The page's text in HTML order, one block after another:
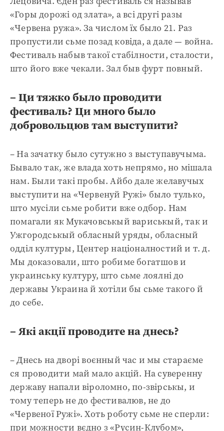
«Горы дорожі од злата», а всі другі разы
«Червена ружа». За числом їх было 21. Раз
пропустили сьме позад ковіда, а дале — война.
Фестиваль набыв такої стабілности, сталости,
што його вже чекали. Зал быв фурт повный.
– Ци тяжко было проводити
фестиваль? Ци много было
добровольцюв там выступити?
– На зачатку было сутужно з выступавучыма.
Бывало так, же влада хоть непрямо, но мішала
нам. Были такі пробы. Айбо дале желавучых
выступити на «Червенуй Ружі» было тулько,
што мусіли сьме робити вже одбор. Нам
помагали як Мукачовськый вариськый, так и
Ужгородськый обласный уряды, обласный
одділ културы, Центер націоналностий и т. д.
Мы доказовали, што робиме богатшов и
украинську културу, што сьме лоялні до
державы Украина й хотіли бы сьме такого й
до себе.
– Які акції проводите на днесь?
– Днесь на дворі воєнный час и мы стараєме
ся проводити май мало акцій. На суверенну
державу напали віроломно, по-звірськы, и
тому теперь не до фестивалюв, не до
«Червеної Ружі». Хоть роботу сьме не сперли:
при можности вєдно з «Русин-Клубом»,